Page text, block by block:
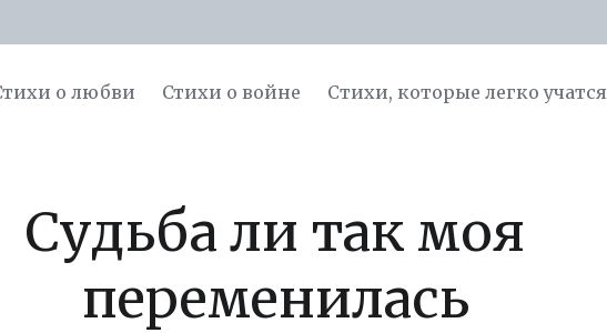
о любви Стихи о войне Cтихи, которые легко учатся
Судьба ли так моя
переменилась